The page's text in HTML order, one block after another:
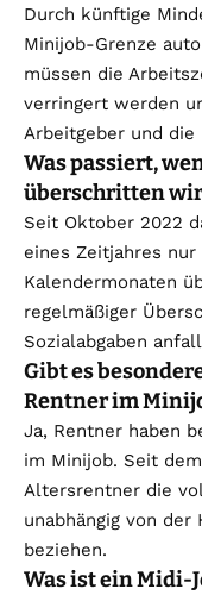
Durch künftige
Minijob-Grenze
müssen die
verringert werden
Arbeitgeber und
Was passiert,
überschritten
Seit Oktober 2022
eines Zeitjahres
Kalendermonaten
regelmäßiger
Sozialabgaben
Gibt es
Rentner im
Ja, Rentner haben
im Minijob. Seit
Altersrentner die
unabhängig von der
beziehen.
Was ist ein Midi-